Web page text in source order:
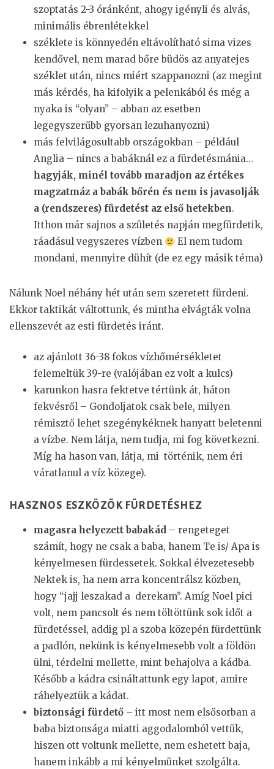
szoptatás 2-3 óránként, ahogy igényli és alvás,
minimális ébrenlétekkel
széklete is könnyedén eltávolítható sima vizes
kendővel, nem marad bőre büdös az anyatejes
széklet után, nincs miért szappanozni (az megint
más kérdés, ha kifolyik a pelenkából és még a
nyaka is “olyan” – abban az esetben
legegyszerűbb gyorsan lezuhanyozni)
más felvilágosultabb országokban – például
Anglia – nincs a babáknál ez a fürdetésmánia…
hagyják, minél tovább maradjon az értékes
magzatmáz a babák bőrén és nem is javasolják
a (rendszeres) fürdetést az első hetekben.
Itthon már sajnos a születés napján megfürdetik,
ráadásul vegyszeres vízben
El nem tudom
mondani, mennyire dühít (de ez egy másik téma)
Nálunk Noel néhány hét után sem szeretett fürdeni.
Ekkor taktikát váltottunk, és mintha elvágták volna
ellenszevét az esti fürdetés iránt.
az ajánlott 36-38 fokos vízhőmérsékletet
felemeltük 39-re (valójában ez volt a kulcs)
karunkon hasra fektetve tértünk át, háton
fekvésről – Gondoljatok csak bele, milyen
rémisztő lehet szegénykéknek hanyatt beletenni
a vízbe. Nem látja, nem tudja, mi fog következni.
Míg ha hason van, látja, mi történik, nem éri
váratlanul a víz közege).
HASZNOS ESZKÖZÖK FÜRDETÉSHEZ
magasra helyezett babakád – rengeteget
számít, hogy ne csak a baba, hanem Te is/ Apa is
kényelmesen fürdessetek. Sokkal élvezetesebb
Nektek is, ha nem arra koncentrálsz közben,
hogy “jajj leszakad a derekam”. Amíg Noel pici
volt, nem pancsolt és nem töltöttünk sok időt a
fürdetéssel, addig pl a szoba közepén fürdettünk
a padlón, nekünk is kényelmesebb volt a földön
ülni, térdelni mellette, mint behajolva a kádba.
Később a kádra csináltattunk egy lapot, amire
ráhelyeztük a kádat.
biztonsági fürdető – itt most nem elsősorban a
baba biztonsága miatti aggodalomból vettük,
hiszen ott voltunk mellette, nem eshetett baja,
hanem inkább a mi kényelmünket szolgálta.